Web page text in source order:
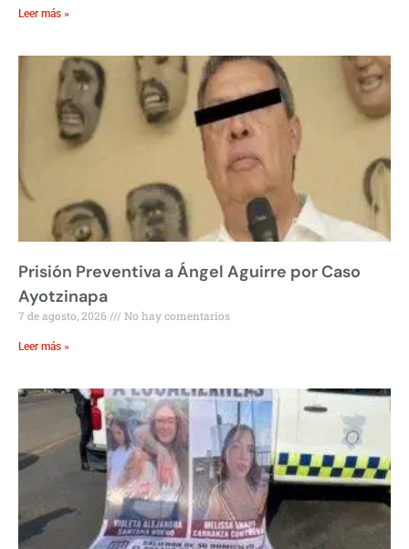
Leer más »
Prisión Preventiva a Ángel Aguirre por Caso
Ayotzinapa
7 de agosto, 2026 No hay comentarios
Leer más »